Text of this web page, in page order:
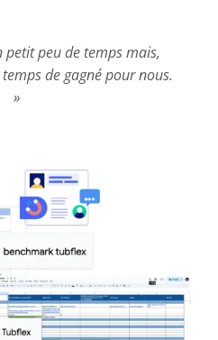
petit peu de temps mais,
de gagné pour nous.
»